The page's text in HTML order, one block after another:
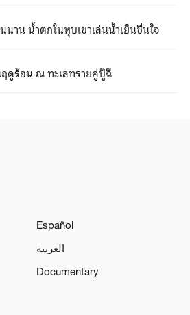
าน น้ำตกในหุบเขาเล่นน้ำเย็นชื่นใจ
ดูร้อน ณ ทะเลทรายคู่ปู้ฉี
Español
العربية
Documentary